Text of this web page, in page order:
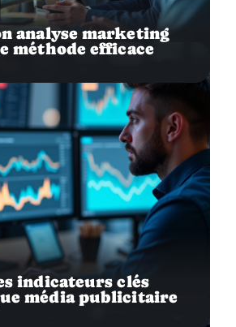
analyse marketing
méthode efficace
indicateurs clés
média publicitaire